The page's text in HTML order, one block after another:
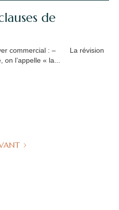
de
commercial : – La révision
on l’appelle « la...